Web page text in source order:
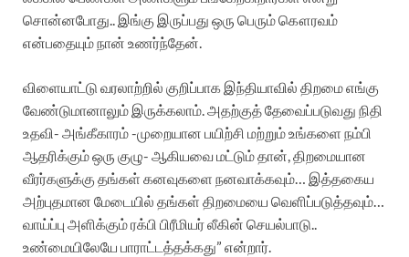
சொன்னபோது.. இங்கு இருப்பது ஒரு பெரும் கௌரவம்
என்பதையும் நான் உணர்ந்தேன்.
விளையாட்டு வரலாற்றில் குறிப்பாக இந்தியாவில் திறமை எங்கு
வேண்டுமானாலும் இருக்கலாம். அதற்குத் தேவைப்படுவது நிதி
உதவி- அங்கீகாரம் -முறையான பயிற்சி மற்றும் உங்களை நம்பி
ஆதரிக்கும் ஒரு குழு- ஆகியவை மட்டும் தான், திறமையான
வீரர்களுக்கு தங்கள் கனவுகளை நனவாக்கவும்… இத்தகைய
அற்புதமான மேடையில் தங்கள் திறமையை வெளிப்படுத்தவும்…
வாய்ப்பு அளிக்கும் ரக்பி பிரீமியர் லீகின் செயல்பாடு..
உண்மையிலேயே பாராட்டத்தக்கது” என்றார்.